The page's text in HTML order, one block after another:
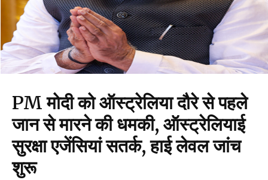
PM मोदी को ऑस्ट्रेलिया दौरे से पहले
जान से मारने की धमकी, ऑस्ट्रेलियाई
सुरक्षा एजेंसियां सतर्क, हाई लेवल जांच
शुरू